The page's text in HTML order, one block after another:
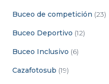
Buceo de competición (23)
Buceo Deportivo (12)
Buceo Inclusivo (6)
Cazafotosub (19)